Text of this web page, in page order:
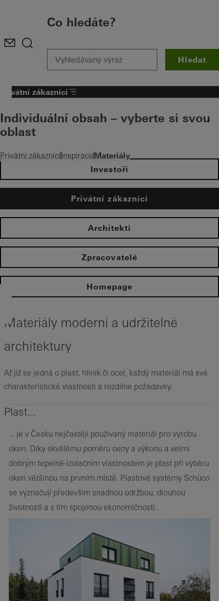
Co hledáte?
Hledat
Privátní zákazníciInspiraceMateriály
Privátní zákazníci
Individuální obsah – vyberte si svou
oblast
Investoři
Privátní zákazníci
Architekti
Zpracovatelé
Homepage
Materiály moderní a udržitelné
architektury
Ať již se jedná o plast, hliník či ocel, každý materiál má své
charakteristické vlastnosti a rozdílné požadavky.
Plast...
... je v Česku nejčastěji používaný materiál pro výrobu
oken. Díky skvělému poměru ceny a výkonu a velmi
dobrým tepelně-izolačním vlastnostem je plast při výběru
oken většinou na prvním místě. Plastové systémy Schüco
se vyznačují především snadnou údržbou, dlouhou
životností a s tím spojenou ekonomičností.